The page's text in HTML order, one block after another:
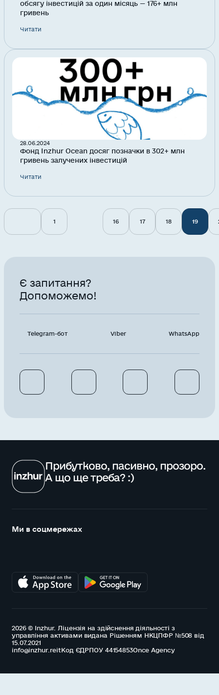
обсягу інвестицій за один місяць — 176+ млн
гривень
Читати
28.06.2024
Фонд Inzhur Ocean досяг позначки в 302+ млн
гривень залучених інвестицій
Читати
1 16 17 18 19
Є запитання?
Допоможемо!
Telegram-бот Viber WhatsApp
Прибутково, пасивно, прозоро.
А що ще треба? :)
Ми в соцмережах
2026 © Inzhur. Ліцензія на здійснення діяльності з
управління активами видана Рішенням НКЦПФР №508 від
15.07.2021
info@inzhur.reitКод ЄДРПОУ 44154853Once Agency